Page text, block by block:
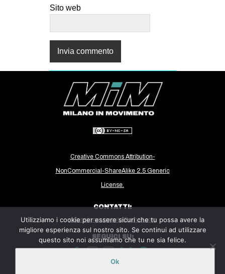
Sito web
Creative Commons Attribution-
NonCommercial-ShareAlike 2.5 Generic
License.
CONTATTI:
milanoinmovimento@gmail.com
SEGUICI SU:
Utilizziamo i cookie per essere sicuri che tu possa avere la
migliore esperienza sul nostro sito. Se continui ad utilizzare
questo sito noi assumiamo che tu ne sia felice.
Ok